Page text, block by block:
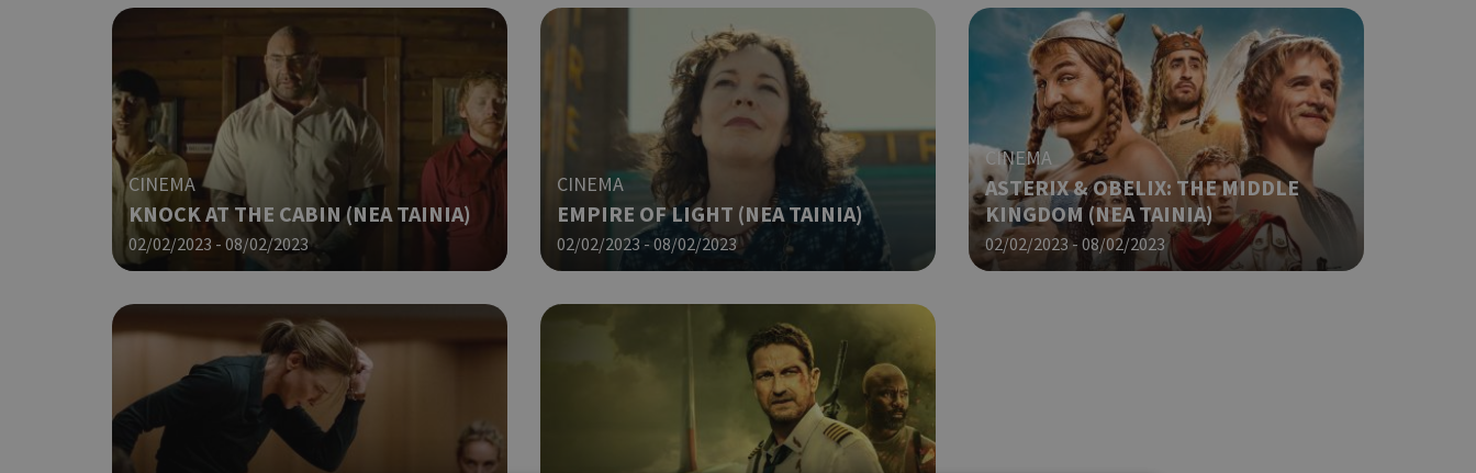
CINEMA
KNOCK AT THE CABIN (ΝΕΑ ΤΑΙΝΙΑ)
02/02/2023 - 08/02/2023
CINEMA
EMPIRE OF LIGHT (ΝΕΑ ΤΑΙΝΙΑ)
02/02/2023 - 08/02/2023
CINEMA
ASTERIX & OBELIX: THE MIDDLE
KINGDOM (ΝΕΑ ΤΑΙΝΙΑ)
02/02/2023 - 08/02/2023